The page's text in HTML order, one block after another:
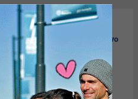
Jue 20/11/2025
Henrique Striker es el nuevo
presidente de AkzoNobel
Argentina